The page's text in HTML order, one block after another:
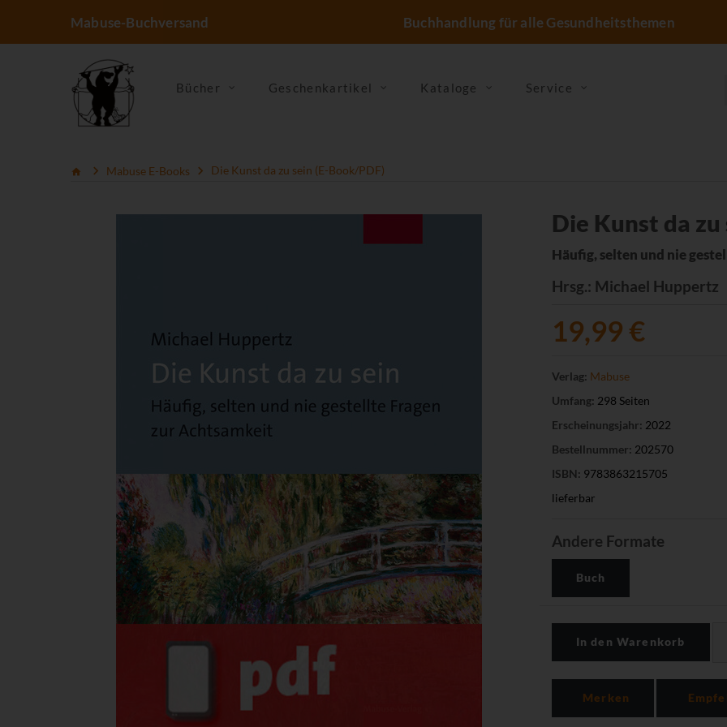
Mabuse-Buchversand Buchhandlung für alle Gesundheitsthemen
Bücher Geschenkartikel Kataloge Service
Mabuse E-Books Die Kunst da zu sein (E-Book/PDF)
Die Kunst da
Häufig, selten und nie
Hrsg.: Michael Huppertz
19,99 €
Verlag: Mabuse
Umfang: 298 Seiten
Erscheinungsjahr: 2022
Bestellnummer: 202570
ISBN: 9783863215705
lieferbar
Andere Formate
Buch
In den Warenkorb
Merken